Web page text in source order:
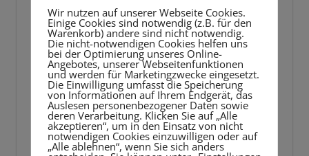
5 BESTE LERNTIPPS
Video-
Player
Wir nutzen auf unserer Webseite Cookies.
Einige Cookies sind notwendig (z.B. für den
Warenkorb) andere sind nicht notwendig.
Die nicht-notwendigen Cookies helfen uns
bei der Optimierung unseres Online-
Angebotes, unserer Webseitenfunktionen
und werden für Marketingzwecke eingesetzt.
Die Einwilligung umfasst die Speicherung
von Informationen auf Ihrem Endgerät, das
Auslesen personenbezogener Daten sowie
deren Verarbeitung. Klicken Sie auf „Alle
akzeptieren“, um in den Einsatz von nicht
notwendigen Cookies einzuwilligen oder auf
„Alle ablehnen“, wenn Sie sich anders